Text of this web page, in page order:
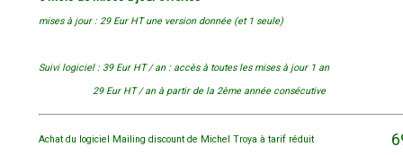
mises à jour : 29 Eur HT une version donnée (et 1 seule)
Suivi logiciel : 39 Eur HT / an : accès à toutes les mises à jour 1 an
29 Eur HT / an à partir de la 2ème année consécutive
Achat du logiciel Mailing discount de Michel Troya à tarif réduit